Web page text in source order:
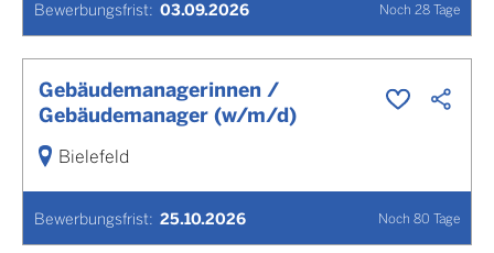
Bewerbungsfrist: 03.09.2026 Noch 28Tage
Gebäudemanagerinnen /
Gebäudemanager (w/m/d)
Bewerbungsfrist: 25.10.2026 Noch 80 Tage
Bielefeld